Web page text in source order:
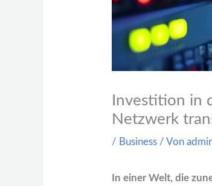
Investition in
Netzwerk
/ Business / Von
In einer Welt, die